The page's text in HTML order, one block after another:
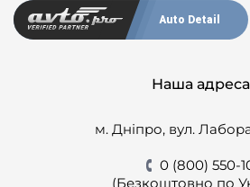
Auto Detail
Наша
м. Дніпро, вул.
0 (800) 550-
(Безкоштовно по